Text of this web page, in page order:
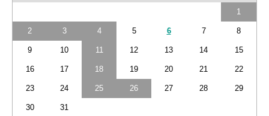
1
2 3 4 5 6 7 8
9 10 11 12 13 14 15
16 17 18 19 20 21 22
23 24 25 26 27 28 29
30 31